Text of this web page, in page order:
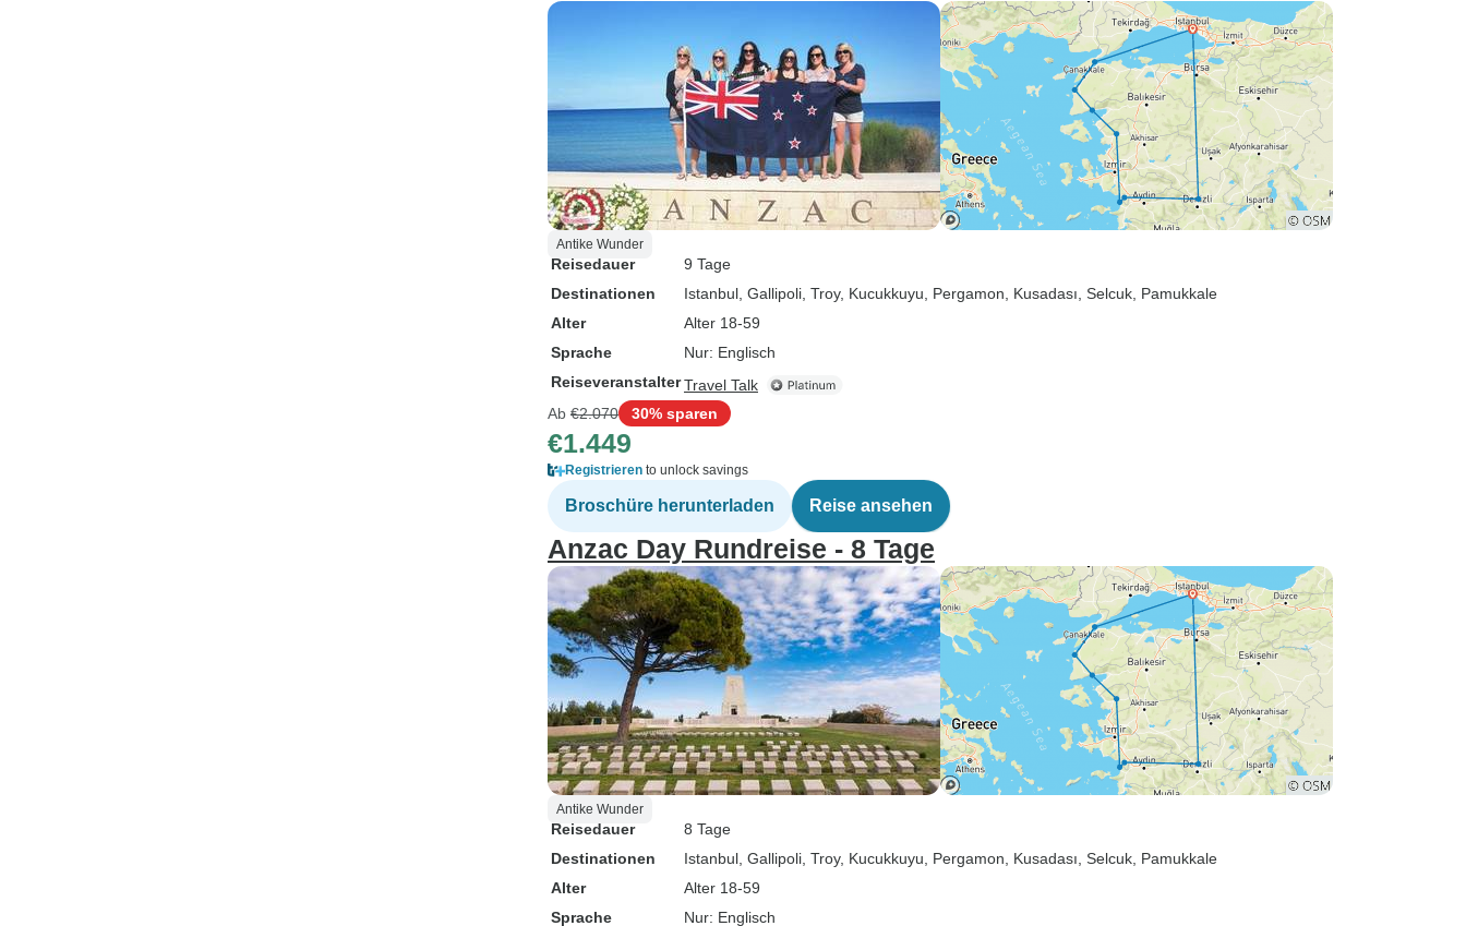
Antike Wunder
Reisedauer
9 Tage
Destinationen
Istanbul , Gallipoli , Troy, Kucukkuyu , Pergamon , Kusadası , Selcuk , Pamukkale
Alter
Alter 18-59
Sprache
Nur: Englisch
ReiseveranstalterTravel Talk
Ab €2.070 30% sparen
€1.449
Registrieren to unlock savings
Broschüre herunterladen Reise ansehen
Anzac Day Rundreise - 8 Tage
Antike Wunder
Reisedauer
8 Tage
Destinationen
Istanbul , Gallipoli , Troy, Kucukkuyu , Pergamon , Kusadası , Selcuk , Pamukkale
Alter
Alter 18-59
Sprache
Nur: Englisch